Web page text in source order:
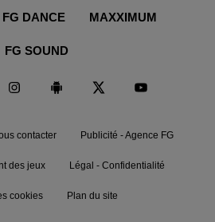
FG DANCE MAXXIMUM
FG SOUND
contacter Publicité - Agence FG
des jeux Légal - Confidentialité
cookies Plan du site